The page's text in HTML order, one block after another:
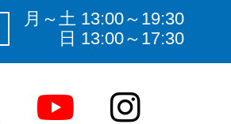
月～土 13:00～19:30
日 13:00～17:30